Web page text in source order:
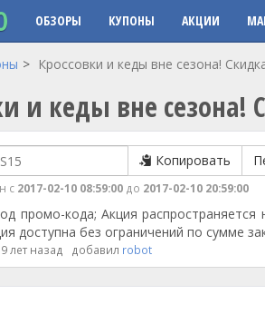
ОБЗОРЫ КУПОНЫ АКЦИИ
Кроссовки и кеды вне сезона!
и кеды вне сезона!
Копировать
с 2017-02-10 08:59:00 до 2017-02-10 20:59:00
промо-кода; Акция
доступна без ограничений по сумме
9 лет назад добавил robot